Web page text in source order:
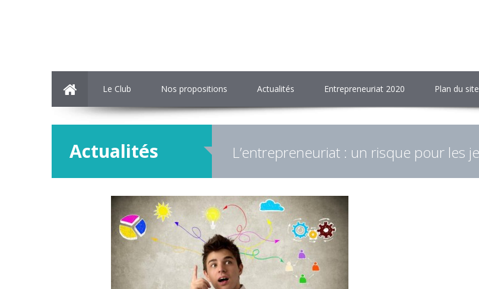
Le Club Nos propositions Actualités Entrepreneuriat 2020 Plan du site
Actualités L’entrepreneuriat : un risque pour les